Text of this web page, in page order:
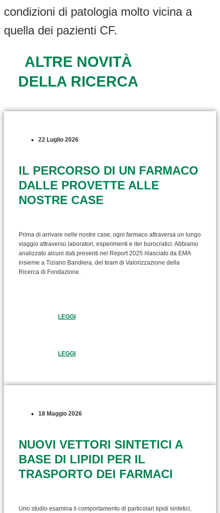
condizioni di patologia molto vicina a
quella dei pazienti CF.
ALTRE NOVITÀ
DELLA RICERCA
22 Luglio 2026
IL PERCORSO DI UN FARMACO
DALLE PROVETTE ALLE
NOSTRE CASE
Prima di arrivare nelle nostre case, ogni farmaco attraversa un lungo
viaggio attraverso laboratori, esperimenti e iter burocratici. Abbiamo
analizzato alcuni dati presenti nel Report 2025 rilasciato da EMA
insieme a Tiziano Bandiera, del team di Valorizzazione della
Ricerca di Fondazione.
LEGGI
LEGGI
18 Maggio 2026
NUOVI VETTORI SINTETICI A
BASE DI LIPIDI PER IL
TRASPORTO DEI FARMACI
Uno studio esamina il comportamento di particolari lipidi sintetici,